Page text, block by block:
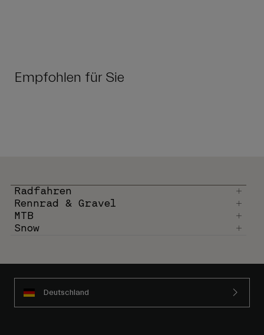
Empfohlen für Sie
Radfahren
Rennrad & Gravel
MTB
Snow
Deutschland